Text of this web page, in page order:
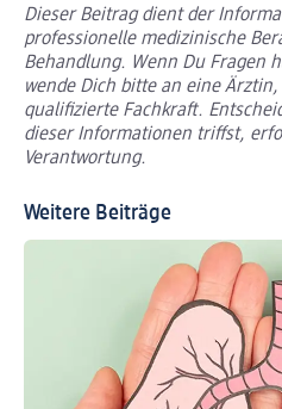
Dieser Beitrag dient der
professionelle medizinische
Behandlung. Wenn Du Fragen
wende Dich bitte an eine
qualifizierte Fachkraft.
dieser Informationen triffst,
Verantwortung.
Weitere Beiträge